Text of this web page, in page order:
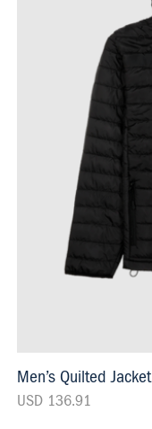
Men’s Quilted Jacket
USD 136.91